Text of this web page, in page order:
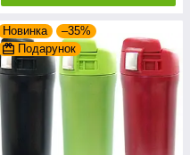
Новинка
–35%
Подарунок